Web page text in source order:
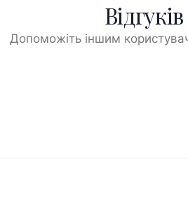
Допоможіть іншим